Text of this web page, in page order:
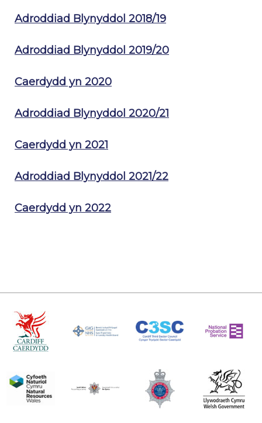
Adroddiad Blynyddol 2018/19
Adroddiad Blynyddol 2019/20
Caerdydd yn 2020
Adroddiad Blynyddol 2020/21
Caerdydd yn 2021
Adroddiad Blynyddol 2021/22
Caerdydd yn 2022